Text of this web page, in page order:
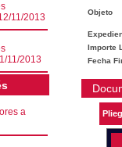
11/2013
11/2013
a
Objeto
Importe
Fecha